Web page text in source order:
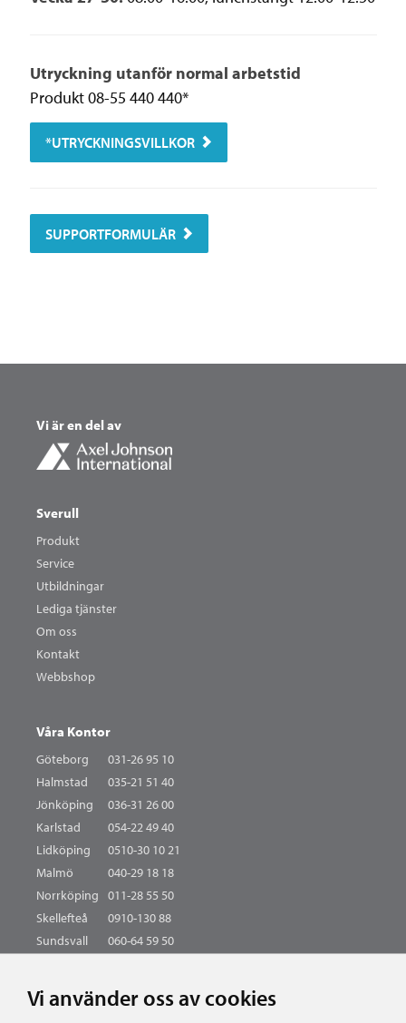
Vi använder oss av cookies
Utryckning utanför normal arbetstid
Produkt 08-55 440 440*
*UTRYCKNINGSVILLKOR
SUPPORTFORMULÄR
Vi är en del av
Sverull
Produkt
Service
Utbildningar
Lediga tjänster
Om oss
Kontakt
Webbshop
Våra Kontor
Göteborg
031-26 95 10
Halmstad
035-21 51 40
Jönköping
036-31 26 00
Karlstad
054-22 49 40
Lidköping
0510-30 10 21
Malmö
040-29 18 18
Norrköping
011-28 55 50
Skellefteå
0910-130 88
Sundsvall
060-64 59 50